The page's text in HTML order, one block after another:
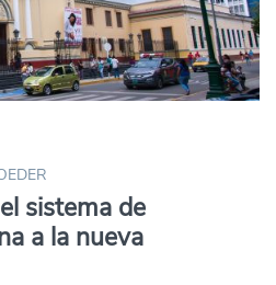
sistema de
a la nueva